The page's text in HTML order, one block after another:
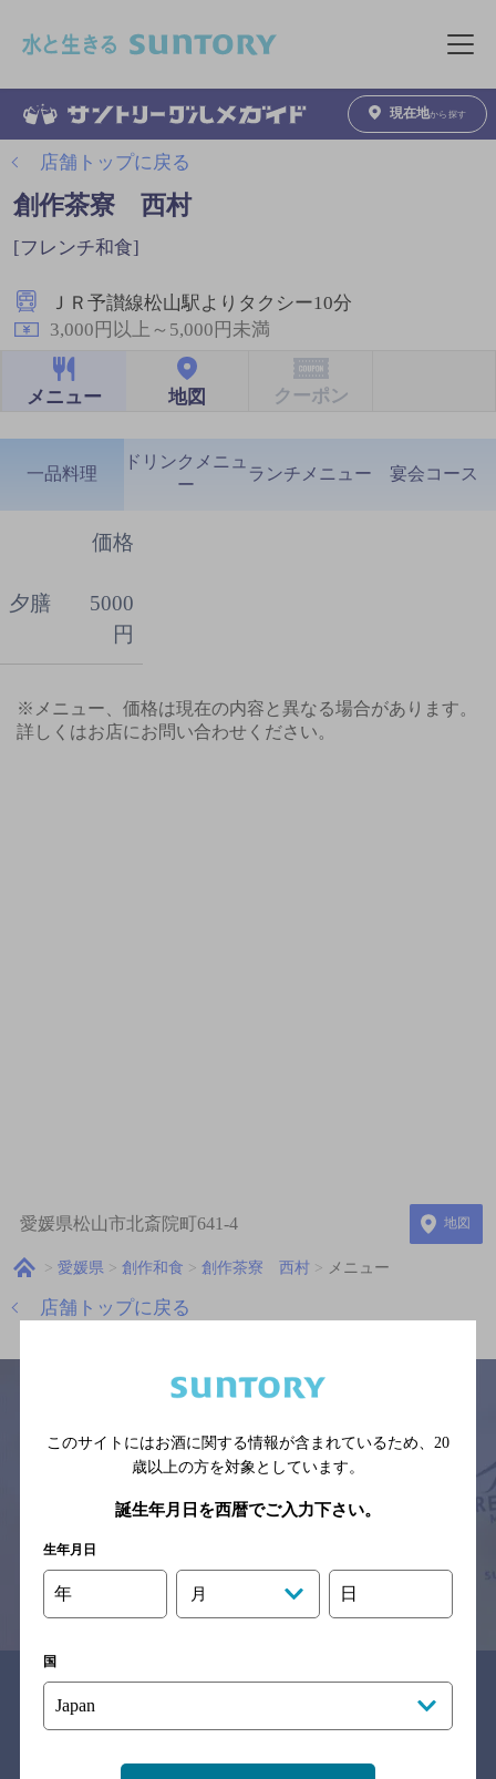
メニュ
現在地から探す
店舗トップに戻る
創作茶寮 西村
[フレンチ和食]
ＪＲ予讃線松山駅よりタクシー10分
3,000円以上～5,000円未満
メニュー 地図 クーポン
一品料理
価格
夕膳
5000
円
ドリンクメニュ
ー
ランチメニュー 宴会コース
※メニュー、価格は現在の内容と異なる場合があります。
詳しくはお店にお問い合わせください。
愛媛県松山市北斎院町641-4 地図
愛媛県 創作和食 創作茶寮 西村 メニュー
店舗トップに戻る
サイトマップ ご意見・ご感想 利用規約
予告なしに変更されることがありますので、
念のためお店にご確認の上ご来店くださいますようお願い申し上げま
情報提供：ぐるなび
関連リンク
このサイトにはお酒に関する情報が含まれているため、 20
歳以上の方を対象としています。
誕生年月日を西暦でご入力下さい。
生年月日
年 月 日
国